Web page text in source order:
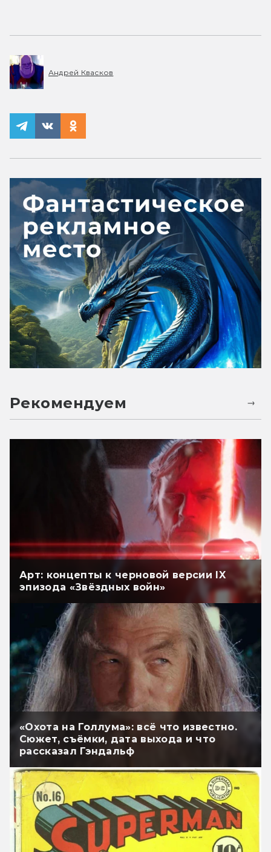
Андрей Квасков
Рекомендуем
Арт: концепты к черновой версии IX
эпизода «Звёздных войн»
«Охота на Голлума»: всё что известно.
Сюжет, съёмки, дата выхода и что
рассказал Гэндальф